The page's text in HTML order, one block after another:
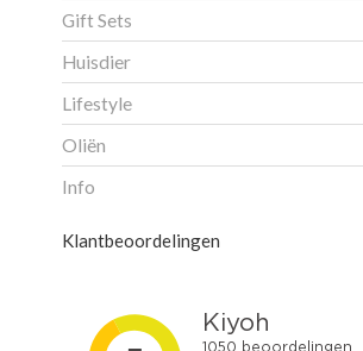
Gift Sets
Huisdier
Lifestyle
Oliën
Info
Klantbeoordelingen